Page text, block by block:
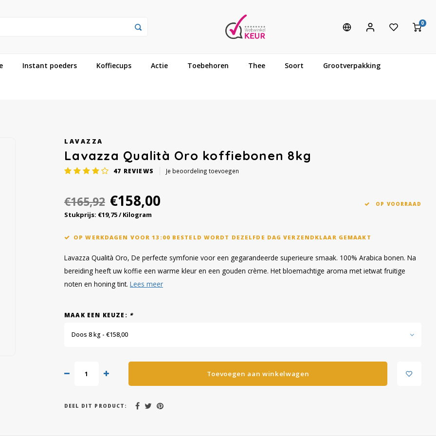
0
Instant poeders Koffiecups Actie Toebehoren Thee Soort Grootverpakking
LAVAZZA
Lavazza Qualità Oro koffiebonen 8kg
47 REVIEWS Je beoordeling toevoegen
€165,92 €158,00
Stukprijs: €19,75 / Kilogram
OP VOORRAAD
OP WERKDAGEN VOOR 13:00 BESTELD WORDT DEZELFDE DAG VERZENDKLAAR GEMAAKT
Lavazza Qualità Oro, De perfecte symfonie voor een gegarandeerde superieure smaak. 100% Arabica bonen. Na
bereiding heeft uw koffie een warme kleur en een gouden crème. Het bloemachtige aroma met ietwat fruitige
noten en honing tint. Lees meer
MAAK EEN KEUZE: *
Doos 8 kg - €158,00
Toevoegen aan winkelwagen
DEEL DIT PRODUCT: